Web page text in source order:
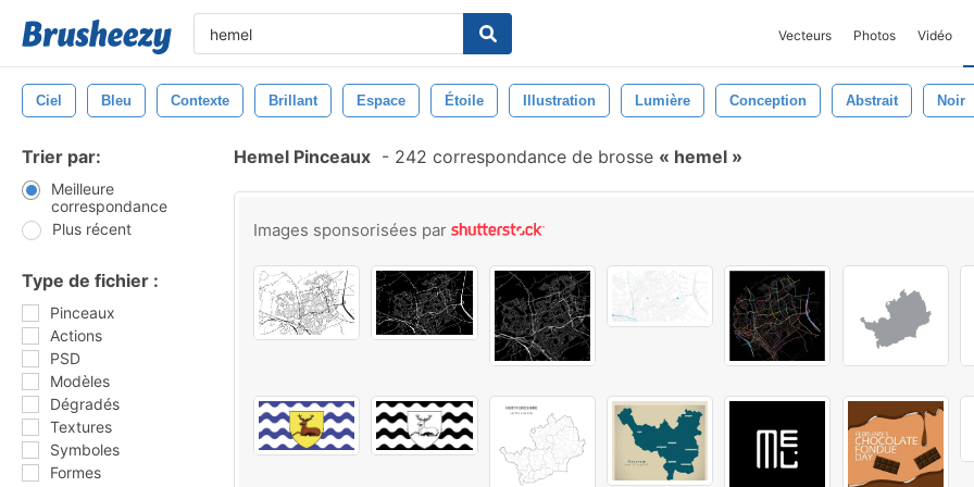
Vecteurs Photos Vidéo
Ciel Bleu Contexte Brillant Espace Étoile Illustration Lumière Conception Abstrait Noir
Trier par:
Meilleure
correspondance
Plus récent
Type de fichier :
Pinceaux
Actions
PSD
Modèles
Dégradés
Textures
Symboles
Formes
Hemel Pinceaux - 242 correspondance de brosse hemel
Images sponsorisées par